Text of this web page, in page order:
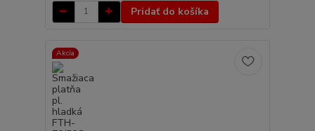
Pridať do košíka
Akcia